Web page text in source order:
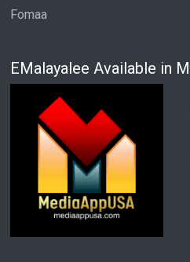
Fomaa
EMalayalee Available in